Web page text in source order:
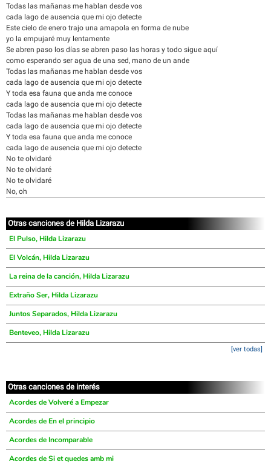
Todas las mañanas me hablan desde vos
cada lago de ausencia que mi ojo detecte
Este cielo de enero trajo una amapola en forma de nube
yo la empujaré muy lentamente
Se abren paso los días se abren paso las horas y todo sigue aquí
como esperando ser agua de una sed, mano de un ande
Todas las mañanas me hablan desde vos
cada lago de ausencia que mi ojo detecte
Y toda esa fauna que anda me conoce
cada lago de ausencia que mi ojo detecte
Todas las mañanas me hablan desde vos
cada lago de ausencia que mi ojo detecte
Y toda esa fauna que anda me conoce
cada lago de ausencia que mi ojo detecte
No te olvidaré
No te olvidaré
No te olvidaré
No, oh
Otras canciones de Hilda Lizarazu
El Pulso, Hilda Lizarazu
El Volcán, Hilda Lizarazu
La reina de la canción, Hilda Lizarazu
Extraño Ser, Hilda Lizarazu
Juntos Separados, Hilda Lizarazu
Benteveo, Hilda Lizarazu
[ver todas]
Otras canciones de interés
Acordes de Volveré a Empezar
Acordes de En el principio
Acordes de Incomparable
Acordes de Si et quedes amb mi